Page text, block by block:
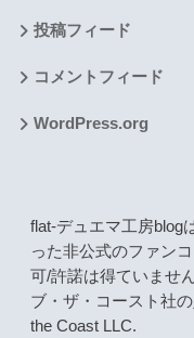
投稿フィード
コメントフィード
WordPress.org
flat-デュエマ工房blog
った非公式のファン
可/許諾は得ていませ
ブ・ザ・コースト社
the Coast LLC.